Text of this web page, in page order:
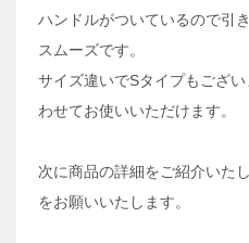
ハンドルがついているので引
スムーズです。
サイズ違いでSタイプもござ
わせてお使いいただけます。
次に商品の詳細をご紹介いた
をお願いいたします。